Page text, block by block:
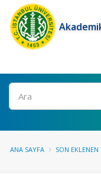
Ara
ANA SAYFA SON